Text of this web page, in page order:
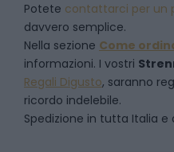
Potete contattarci per un
davvero semplice.
Nella sezione Come
informazioni. I vostri
Regali Digusto, saranno
ricordo indelebile.
Spedizione in tutta Italia e